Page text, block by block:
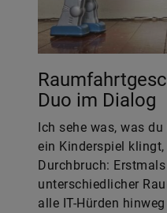
Duo im Dialog
Ich sehe was, was
ein Kinderspiel
Durchbruch:
unterschiedlicher
alle IT-Hürden